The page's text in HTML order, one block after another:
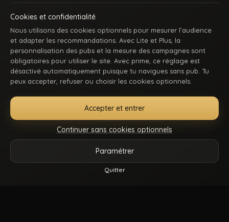
Cookies et confidentialité
Nous utilisons des cookies optionnels pour mesurer l’audience
et adapter les recommandations. Avec Lite et Plus, la
personnalisation des pubs et la mesure des campagnes sont
obligatoires pour utiliser le site. Avec prime, ce réglage est
désactivé automatiquement puisque tu navigues sans pub. Tu
peux accepter, refuser ou choisir les cookies optionnels.
Accepter et entrer
Continuer sans cookies optionnels
Paramétrer
Quitter
ACCUEIL INSCRIPTION SE CONNECTER SUPPORT / CONTACT
CONDITIONS D’UTILISATION
DMCA 18 U.S.C. 2257
GÉRER MES COOKIES
La première communauté en ligne dédiée au porno gay beur et métissé : des
keums du bled, des rebeus bien montés, des lascars actifs, des passifs
affamés, et du sexe hard comme tu kiffes. Pose-toi, mate, et régale-toi. Balance-
- Tous droits sont réservés.
Reels